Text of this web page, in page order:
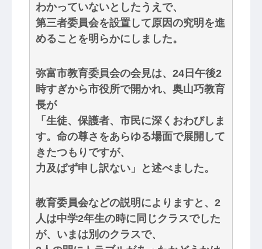
わかっていないとしたうえで、
第三者委員会を設置して原因の究明を進
めることを明らかにしました。
弥富市教育委員会の会見は、24日午後2
時すぎから市役所で開かれ、奥山巧教育
長が
「生徒、保護者、市民に深くおわびしま
す。命の尊さをあらゆる場面で展開して
きたつもりですが、
力及ばず申し訳ない」と述べました。
教育委員会などの説明によりますと、2
人は中学2年生の時に同じクラスでした
が、いまは別のクラスで、